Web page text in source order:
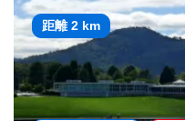
距離 2 km